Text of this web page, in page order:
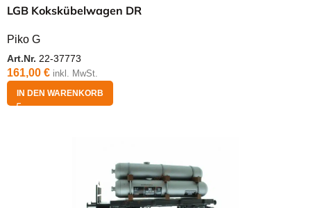
LGB Kokskübelwagen DR
Piko G
Art.Nr. 22-37773
161,00 € inkl. MwSt.
IN DEN WARENKORB